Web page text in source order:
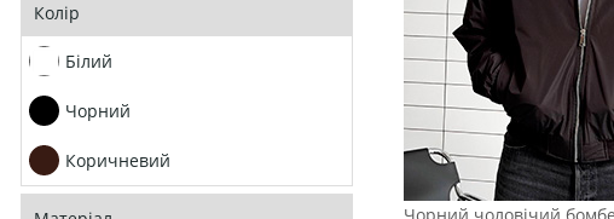
Колір
Білий
Чорний
Коричневий